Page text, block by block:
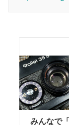
みんなで